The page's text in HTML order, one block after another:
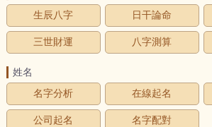
生辰八字
日干論命
三世財運 八字測算
姓名
名字分析
在線起名
公司起名 名字配對